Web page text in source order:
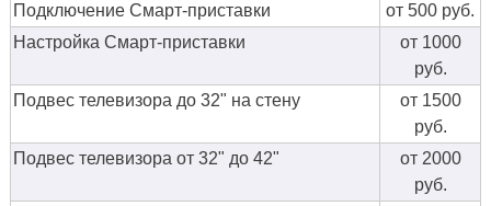
Подключение Смарт-приставки
от 500 руб.
Настройка Смарт-приставки
от 1000
руб.
Подвес телевизора до 32" на стену
от 1500
руб.
Подвес телевизора от 32" до 42"
от 2000
руб.